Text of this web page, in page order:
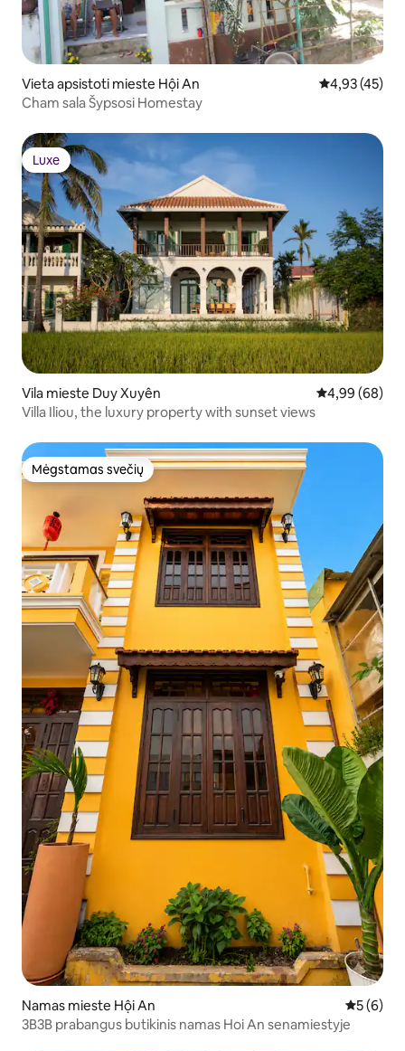
Vieta apsistoti mieste Hội An Vidutinis
4,93 (45)
Cham sala Šypsosi Homestay
Luxe
Luxe
Vila mieste Duy Xuyên Vidutinis
4,99 (68)
Villa Iliou, the luxury property with sunset views
Mėgstamas svečių
Mėgstamas svečių
Namas mieste Hội An Vidutinis
5 (6)
3B3B prabangus butikinis namas Hoi An senamiestyje